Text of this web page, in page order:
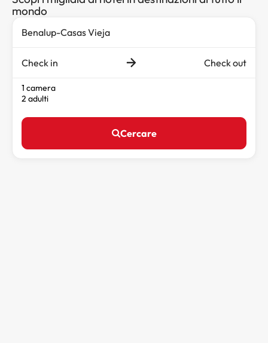
mondo
Check in Check out
1 camera
2 adulti
Cercare